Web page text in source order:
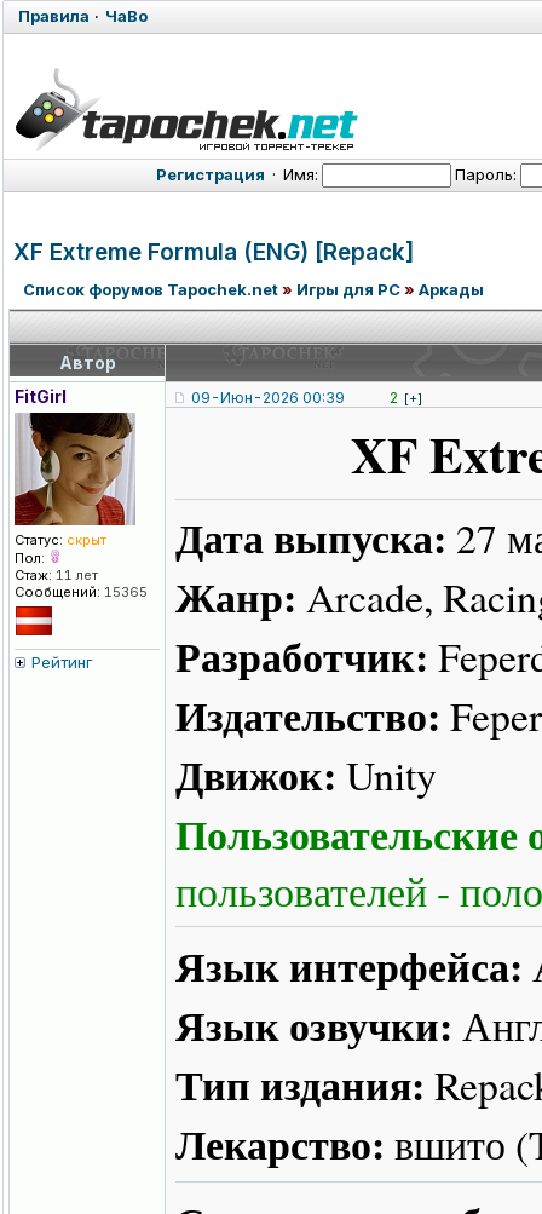
Правила · ЧаВо
Регистрация · Имя: Пароль:
XF Extreme Formula (ENG) [Repack]
Список форумов Tapochek.net» Игры для PC» Аркады
Автор
FitGirl
Статус: скрыт
Пол:
Стаж: 11 лет
Сообщений: 15365
Рейтинг
09-Июн-2026 00:39 2 [+]
XF
Дата выпуска: 27
Жанр: Arcade,
Разработчик:
Издательство:
Движок: Unity
Пользовательские
пользователей -
Язык интерфейса:
Язык озвучки:
Тип издания:
Лекарство: вшито